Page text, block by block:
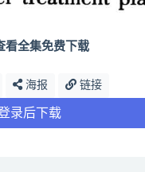
看全集免费下载
海报 链接
录后下载